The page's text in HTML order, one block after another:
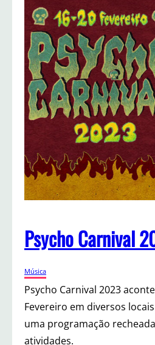
n
ú
n
c
i
o
P
s
y
c
h
o
C
a
r
n
a
l
2
Psycho Carnival
Música
Psycho Carnival 2023
Fevereiro em diversos
uma programação
atividades.